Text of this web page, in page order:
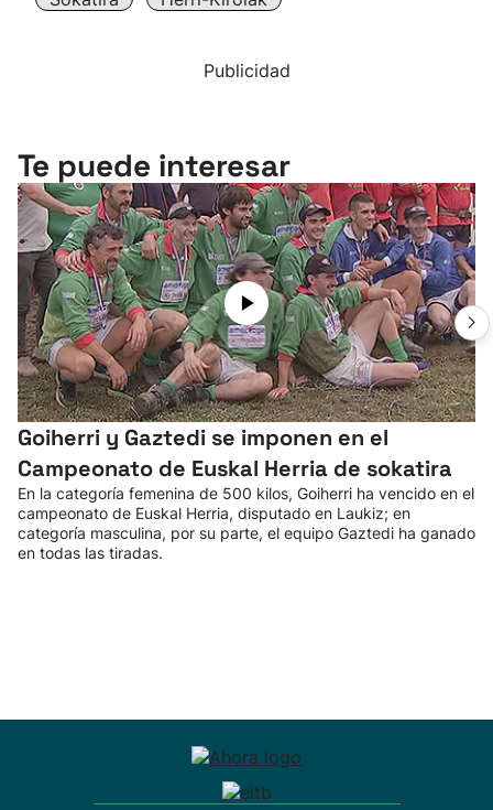
Publicidad
Te puede interesar
Goiherri y Gaztedi se imponen en el
Campeonato de Euskal Herria de sokatira
En la categoría femenina de 500 kilos, Goiherri ha vencido en el
campeonato de Euskal Herria, disputado en Laukiz; en
categoría masculina, por su parte, el equipo Gaztedi ha ganado
en todas las tiradas.